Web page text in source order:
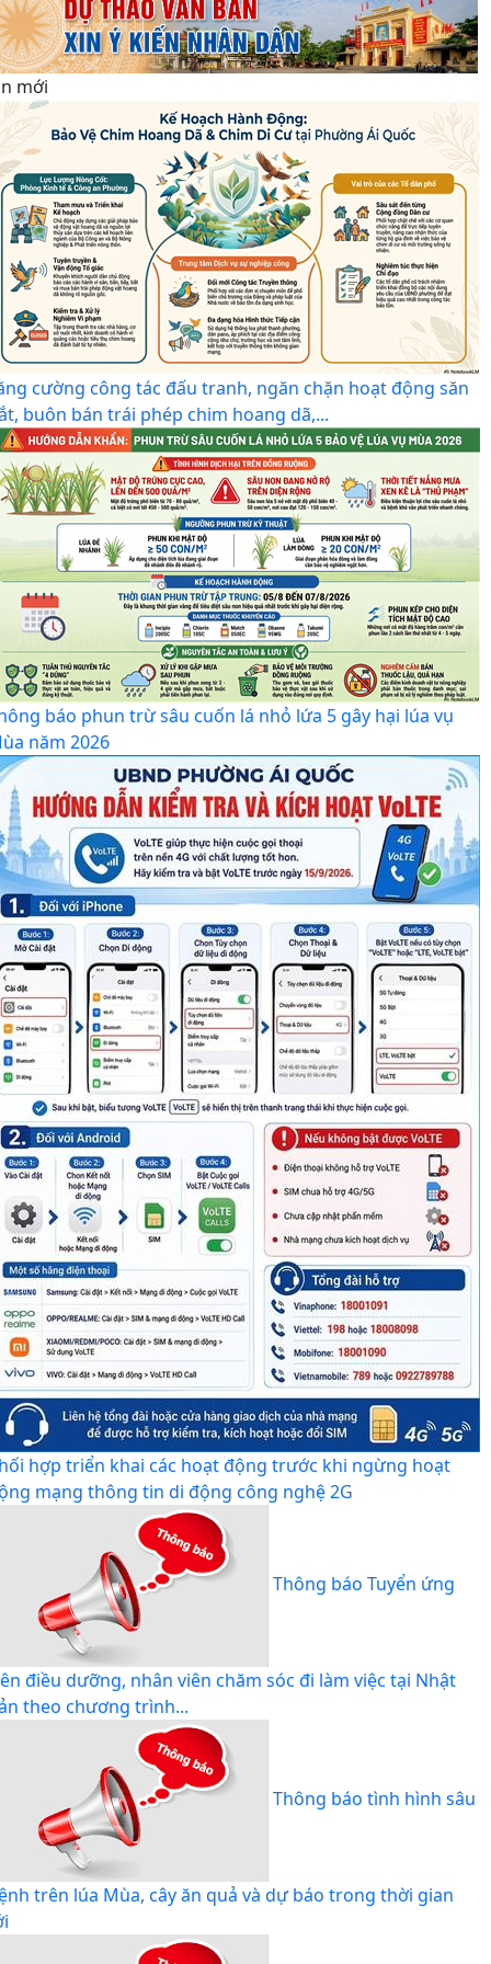
mới
cường công tác đấu tranh, ngăn chặn hoạt động săn
buôn bán trái phép chim hoang dã,...
báo phun trừ sâu cuốn lá nhỏ lứa 5 gây hại lúa vụ
năm 2026
hợp triển khai các hoạt động trước khi ngừng hoạt
mạng thông tin di động công nghệ 2G
Thông báo Tuyển ứng
điều dưỡng, nhân viên chăm sóc đi làm việc tại Nhật
theo chương trình...
Thông báo tình hình sâu
trên lúa Mùa, cây ăn quả và dự báo trong thời gian